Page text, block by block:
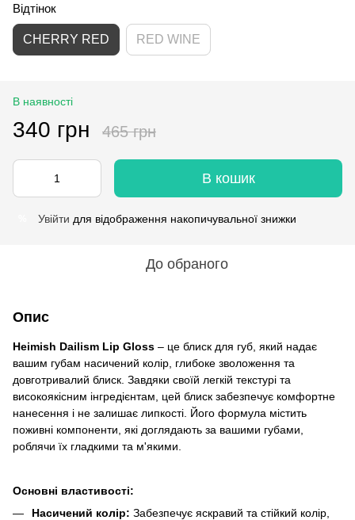
Відтінок
CHERRY RED RED WINE
В наявності
340 грн 465 грн
В кошик
Увійти для відображення накопичувальної знижки
До обраного
Опис
Heimish Dailism Lip Gloss – це блиск для губ, який надає
вашим губам насичений колір, глибоке зволоження та
довготривалий блиск. Завдяки своїй легкій текстурі та
високоякісним інгредієнтам, цей блиск забезпечує комфортне
нанесення і не залишає липкості. Його формула містить
поживні компоненти, які доглядають за вашими губами,
роблячи їх гладкими та м'якими.
Основні властивості:
Насичений колір: Забезпечує яскравий та стійкий колір,